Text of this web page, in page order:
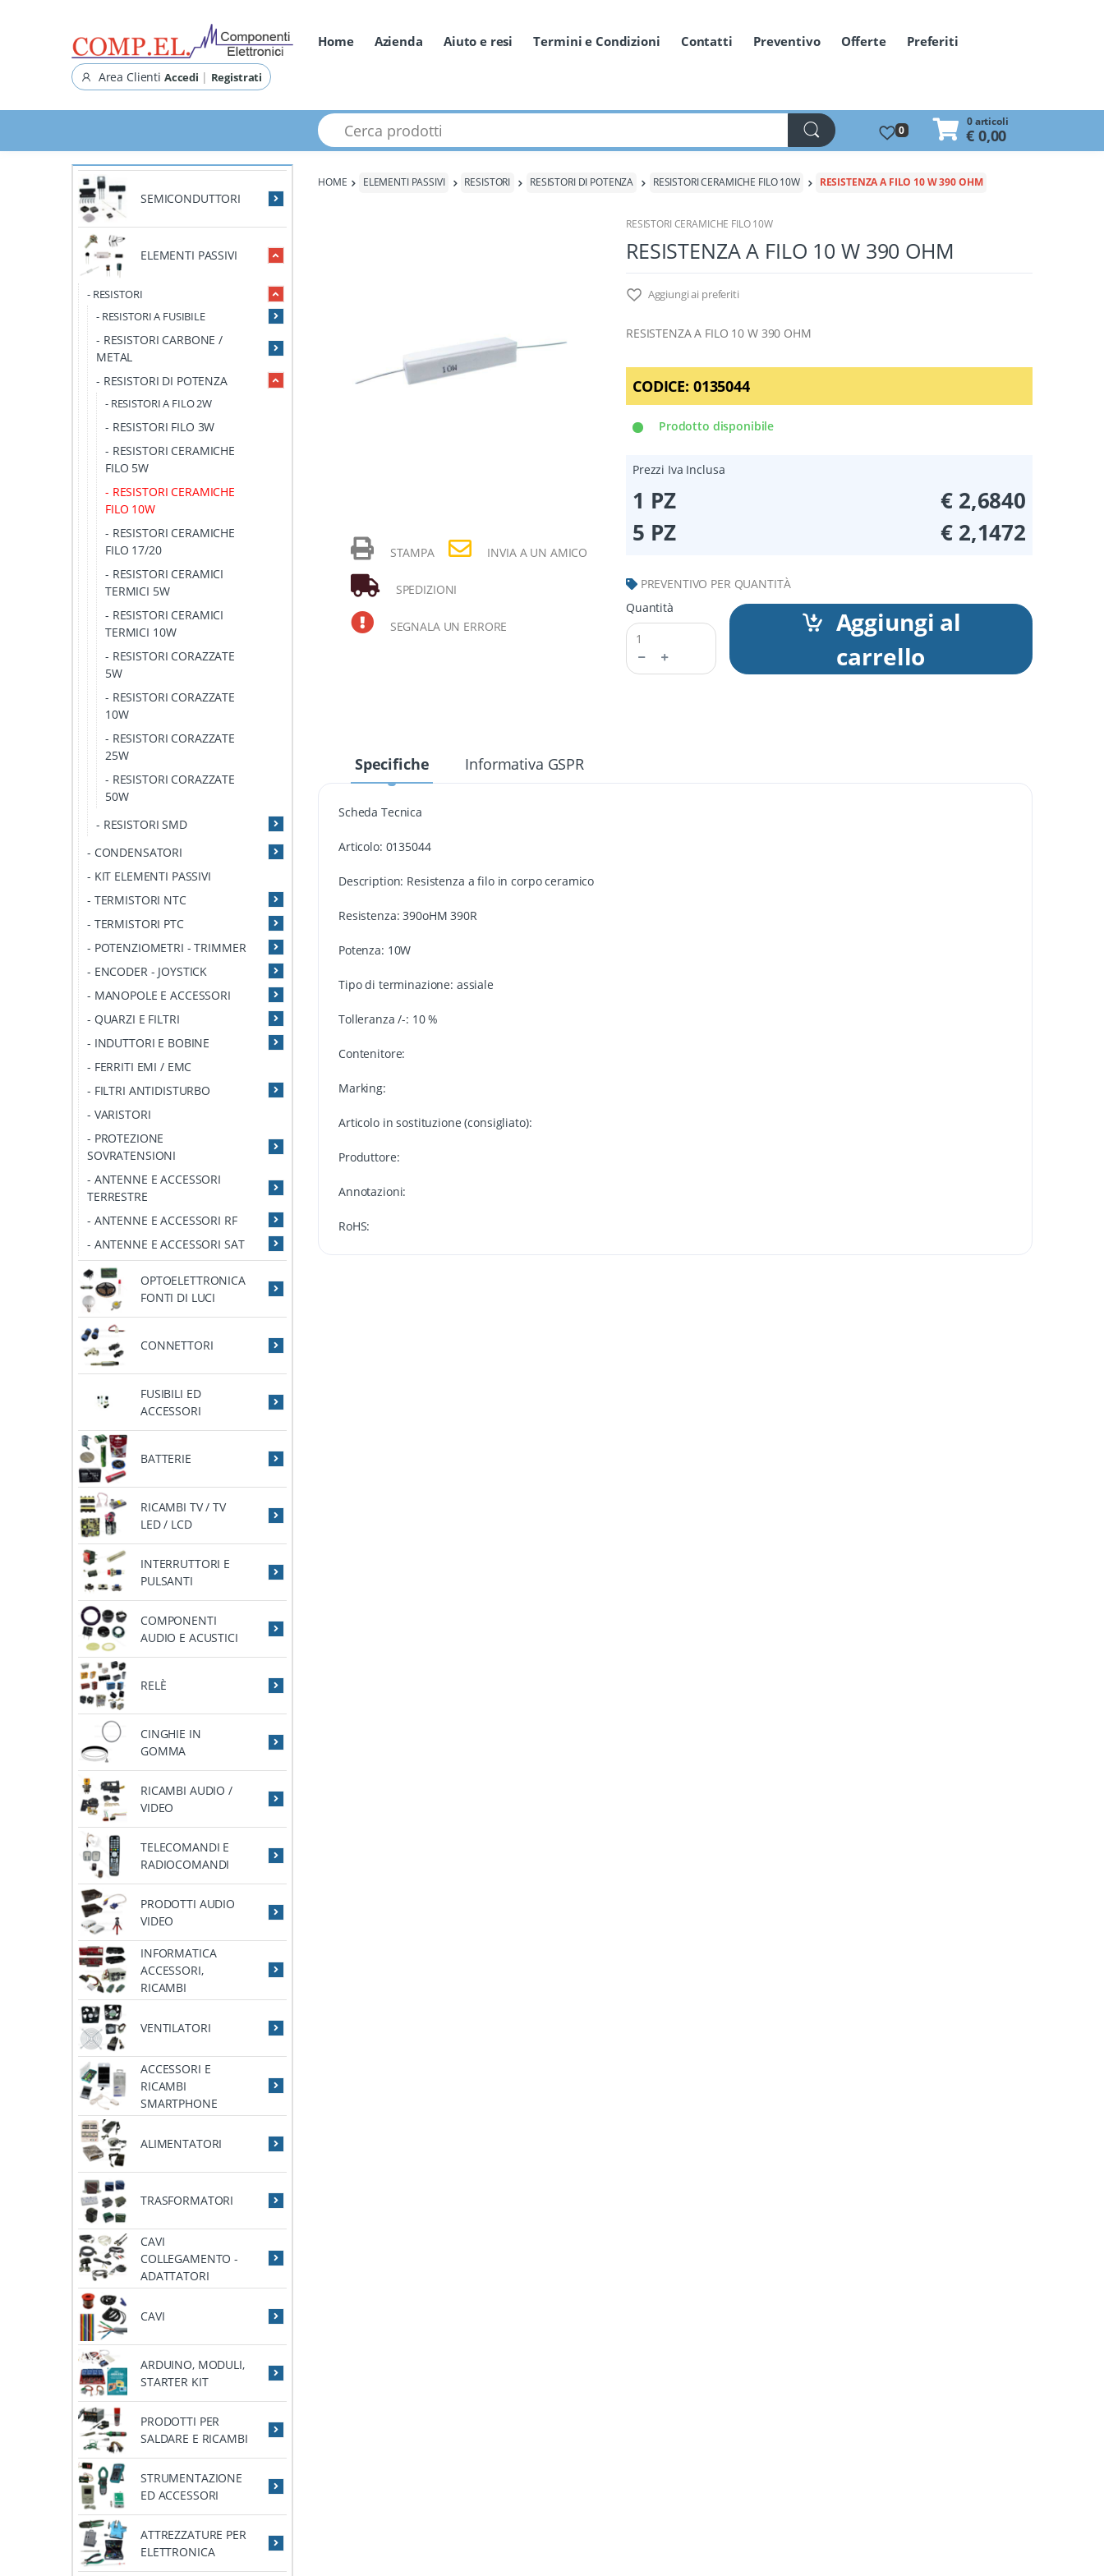
Home Azienda Aiuto e resi Termini e Condizioni Contatti Preventivo Offerte Preferiti
Area Clienti Accedi | Registrati
Cerca prodotti 0
0 articoli
€ 0,00
SEMICONDUTTORI
ELEMENTI PASSIVI
- RESISTORI
- RESISTORI A FUSIBILE
- RESISTORI CARBONE /
METAL
- RESISTORI DI POTENZA
- RESISTORI A FILO 2W
- RESISTORI FILO 3W
- RESISTORI CERAMICHE
FILO 5W
- RESISTORI CERAMICHE
FILO 10W
- RESISTORI CERAMICHE
FILO 17/20
- RESISTORI CERAMICI
TERMICI 5W
- RESISTORI CERAMICI
TERMICI 10W
- RESISTORI CORAZZATE
5W
- RESISTORI CORAZZATE
10W
- RESISTORI CORAZZATE
25W
- RESISTORI CORAZZATE
50W
- RESISTORI SMD
- CONDENSATORI
- KIT ELEMENTI PASSIVI
- TERMISTORI NTC
- TERMISTORI PTC
- POTENZIOMETRI - TRIMMER
- ENCODER - JOYSTICK
- MANOPOLE E ACCESSORI
- QUARZI E FILTRI
- INDUTTORI E BOBINE
- FERRITI EMI / EMC
- FILTRI ANTIDISTURBO
- VARISTORI
- PROTEZIONE
SOVRATENSIONI
- ANTENNE E ACCESSORI
TERRESTRE
- ANTENNE E ACCESSORI RF
- ANTENNE E ACCESSORI SAT
OPTOELETTRONICA
FONTI DI LUCI
CONNETTORI
FUSIBILI ED
ACCESSORI
BATTERIE
RICAMBI TV / TV
LED / LCD
INTERRUTTORI E
PULSANTI
COMPONENTI
AUDIO E ACUSTICI
RELÈ
CINGHIE IN
GOMMA
RICAMBI AUDIO /
VIDEO
TELECOMANDI E
RADIOCOMANDI
PRODOTTI AUDIO
VIDEO
INFORMATICA
ACCESSORI,
RICAMBI
VENTILATORI
ACCESSORI E
RICAMBI
SMARTPHONE
ALIMENTATORI
TRASFORMATORI
CAVI
COLLEGAMENTO -
ADATTATORI
CAVI
ARDUINO, MODULI,
STARTER KIT
PRODOTTI PER
SALDARE E RICAMBI
STRUMENTAZIONE
ED ACCESSORI
ATTREZZATURE PER
ELETTRONICA
HOME ELEMENTI PASSIVI RESISTORI RESISTORI DI POTENZA RESISTORI CERAMICHE FILO 10W RESISTENZA A FILO 10 W 390 OHM
STAMPA INVIA A UN AMICO
SPEDIZIONI
SEGNALA UN ERRORE
RESISTORI CERAMICHE FILO 10W
RESISTENZA A FILO 10 W 390 OHM
Aggiungi ai preferiti
RESISTENZA A FILO 10 W 390 OHM
CODICE: 0135044
Prodotto disponibile
Prezzi Iva Inclusa
1 PZ
€ 2,6840
5 PZ
€ 2,1472
PREVENTIVO PER QUANTITÀ
Quantità
Aggiungi al
carrello
Specifiche Informativa GSPR
Scheda Tecnica
Articolo: 0135044
Description: Resistenza a filo in corpo ceramico
Resistenza: 390oHM 390R
Potenza: 10W
Tipo di terminazione: assiale
Tolleranza /-: 10 %
Contenitore:
Marking:
Articolo in sostituzione (consigliato):
Produttore:
Annotazioni:
RoHS: